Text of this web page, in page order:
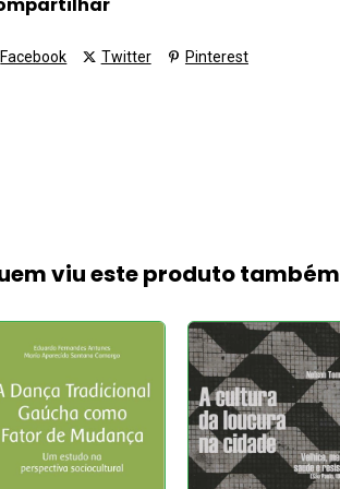
Facebook Twitter Pinterest
viu este produto